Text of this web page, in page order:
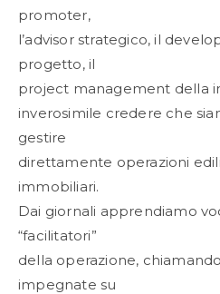
promoter,
l’advisor strategico, il
progetto, il
project management della
inverosimile credere che
gestire
direttamente operazioni
immobiliari.
Dai giornali apprendiamo
“facilitatori”
della operazione,
impegnate su